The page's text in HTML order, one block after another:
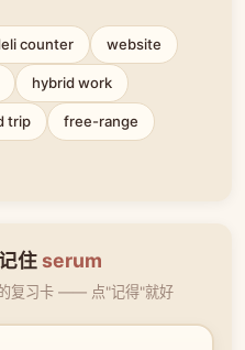
counter website
hybrid work
trip free-range
住serum
复习卡 —— 点"记得"就好